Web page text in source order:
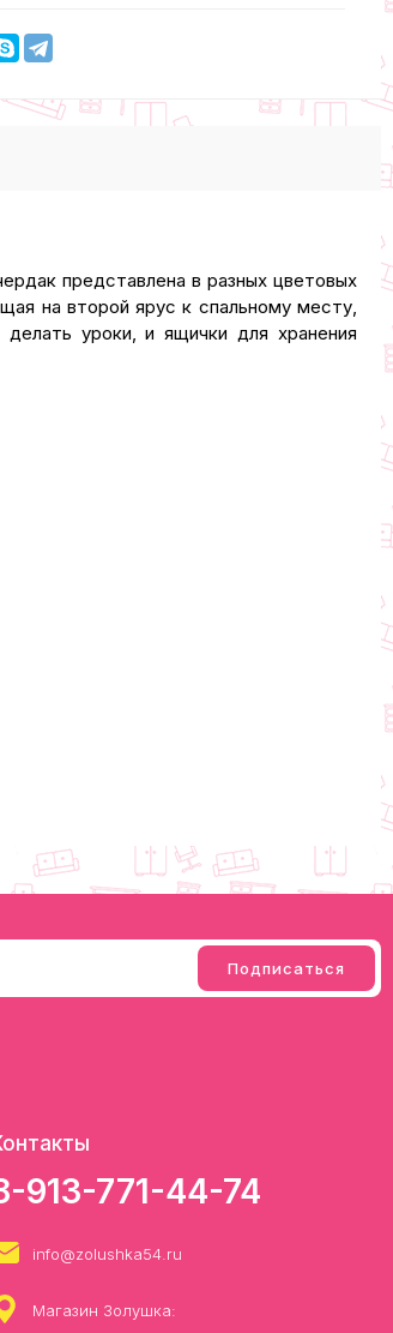
представлена в разных цветовых
на второй ярус к спальному месту,
уроки, и ящички для хранения
913-771-44-74
info@zolushka54.ru
Магазин Золушка: